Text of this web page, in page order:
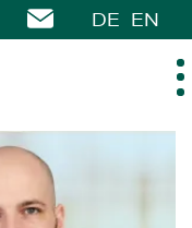
DE EN